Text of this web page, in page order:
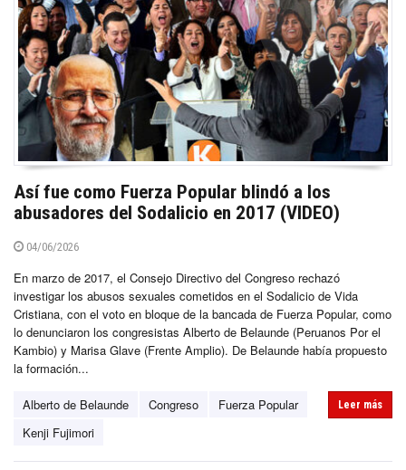
Así fue como Fuerza Popular blindó a los
abusadores del Sodalicio en 2017 (VIDEO)
04/06/2026
En marzo de 2017, el Consejo Directivo del Congreso rechazó
investigar los abusos sexuales cometidos en el Sodalicio de Vida
Cristiana, con el voto en bloque de la bancada de Fuerza Popular, como
lo denunciaron los congresistas Alberto de Belaunde (Peruanos Por el
Kambio) y Marisa Glave (Frente Amplio). De Belaunde había propuesto
la formación...
Alberto de Belaunde Congreso
Fuerza Popular
Kenji Fujimori
Leer más